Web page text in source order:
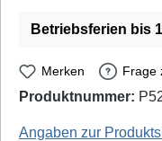
Betriebsferien bis
Merken Frage
Produktnummer:
Angaben zur